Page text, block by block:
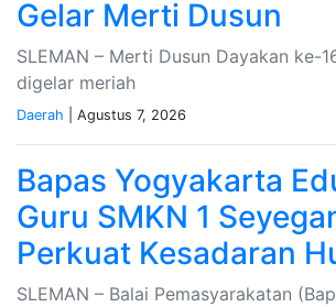
Gelar Merti Dusun
SLEMAN – Merti Dusun Dayakan ke-
digelar meriah
Daerah | Agustus 7, 2026
Bapas Yogyakarta
Guru SMKN 1
Perkuat Kesadaran
SLEMAN – Balai Pemasyarakatan